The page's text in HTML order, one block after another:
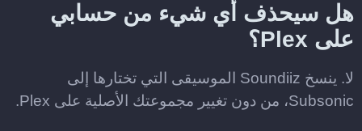
هل سيحذف أي شيء من حسابي
على Plex؟
لا. ينسخ Soundiiz الموسيقى التي تختارها إلى
Subsonic، من دون تغيير مجموعتك الأصلية على Plex.